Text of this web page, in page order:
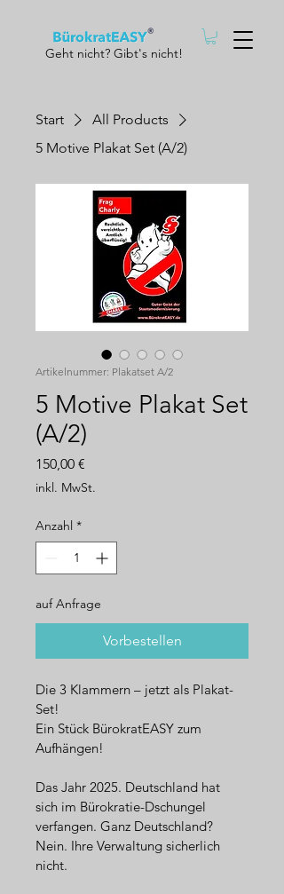
Geht nicht? Gibt's nicht!
Start
All Products
5 Motive Plakat Set (A/2)
Artikelnummer: Plakatset A/2
5 Motive Plakat Set
(A/2)
150,00 €
inkl. MwSt.
Anzahl *
auf Anfrage
Vorbestellen
Die 3 Klammern – jetzt als Plakat-
Set!
Ein Stück BürokratEASY zum
Aufhängen!
Das Jahr 2025. Deutschland hat
sich im Bürokratie-Dschungel
verfangen. Ganz Deutschland?
Nein. Ihre Verwaltung sicherlich
nicht.